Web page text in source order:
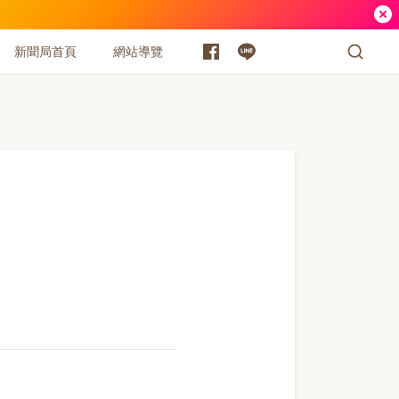
新聞局首頁 網站導覽